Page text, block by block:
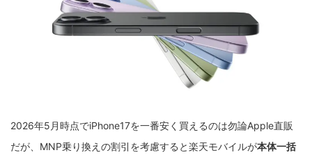
2026年5月時点でiPhone17を一番安く買えるのは勿論Apple直販
だが、MNP乗り換えの割引を考慮すると楽天モバイルが本体一括